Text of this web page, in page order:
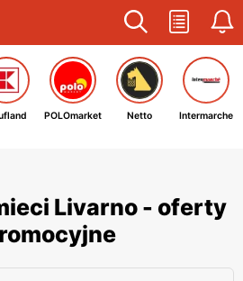
POLOmarket Netto Intermarche
Livarno - oferty